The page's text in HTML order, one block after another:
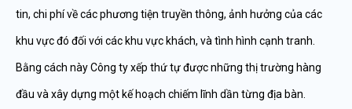
tin, chi phí về các phương tiện truyền thông, ảnh hưởng của các
khu vực đó đối với các khu vực khách, và tình hình cạnh tranh.
Bằng cách này Công ty xếp thứ tự được những thị trường hàng
đầu và xây dựng một kế hoạch chiếm lĩnh dần từng địa bàn.